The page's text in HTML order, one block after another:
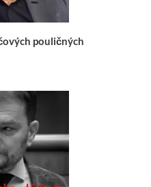
pouličných